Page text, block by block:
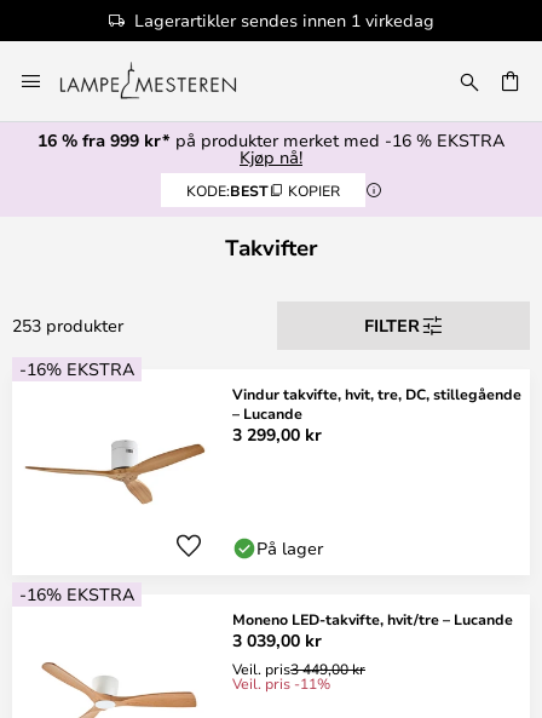
100+ designmerker
til
innhold
16 % fra 999 kr* på produkter merket med -16 % EKSTRA
Kjøp nå!
KODE:BEST KOPIER
Takvifter
253 produkter
FILTER
-16% EKSTRA
Vindur takvifte, hvit, tre, DC, stillegående
– Lucande
3 299,00 kr
På lager
-16% EKSTRA
Moneno LED-takvifte, hvit/tre – Lucande
3 039,00 kr
Veil. pris3 449,00 kr
Veil. pris -11%